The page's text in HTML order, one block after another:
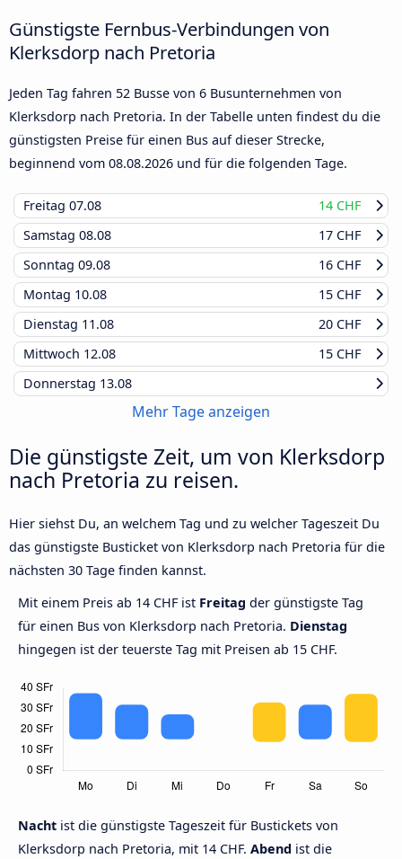
Günstigste Fernbus-Verbindungen von
Klerksdorp nach Pretoria
Jeden Tag fahren 52 Busse von 6 Busunternehmen von
Klerksdorp nach Pretoria. In der Tabelle unten findest du die
günstigsten Preise für einen Bus auf dieser Strecke,
beginnend vom 08.08.2026 und für die folgenden Tage.
Freitag 07.08
14 CHF
Samstag 08.08
17 CHF
Sonntag 09.08
16 CHF
Montag 10.08
15 CHF
Dienstag 11.08
20 CHF
Mittwoch 12.08
15 CHF
Donnerstag 13.08
Mehr Tage anzeigen
Die günstigste Zeit, um von Klerksdorp
nach Pretoria zu reisen.
Hier siehst Du, an welchem Tag und zu welcher Tageszeit Du
das günstigste Busticket von Klerksdorp nach Pretoria für die
nächsten 30 Tage finden kannst.
Mit einem Preis ab 14 CHF ist Freitag der günstigste Tag
für einen Bus von Klerksdorp nach Pretoria. Dienstag
hingegen ist der teuerste Tag mit Preisen ab 15 CHF.
Nacht ist die günstigste Tageszeit für Bustickets von
Klerksdorp nach Pretoria, mit 14 CHF. Abend ist die